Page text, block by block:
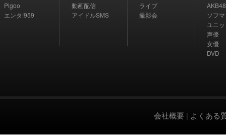
Pigoo
エンタ!959
動画配信
アイドルSMS
ライブ
撮影会
AKB48
ソフ
ユニ
声優
女優
DVD
会社概要 | よくある